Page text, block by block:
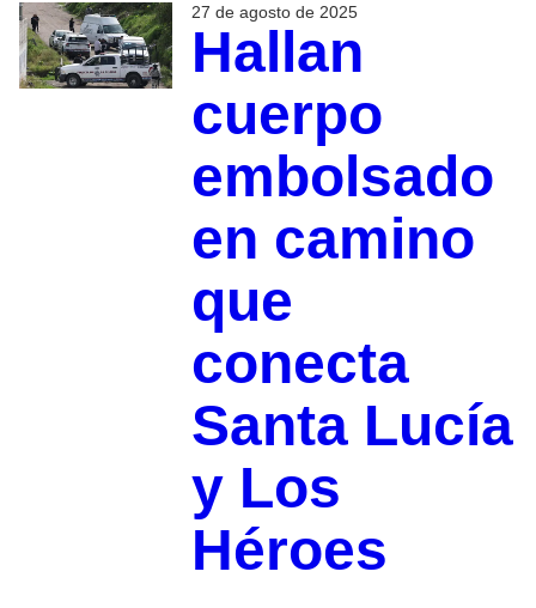
27 de agosto de 2025
Hallan
cuerpo
embolsado
en camino
que
conecta
Santa Lucía
y Los
Héroes